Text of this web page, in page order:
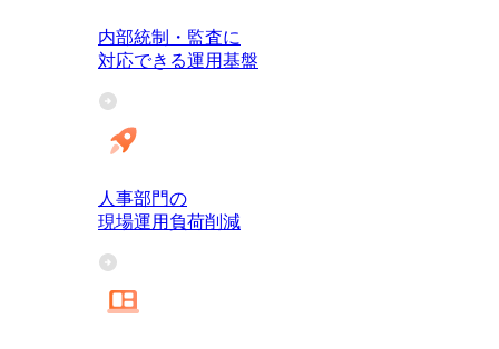
内部統制・監査に
対応できる運用基盤
人事部門の
現場運用負荷削減